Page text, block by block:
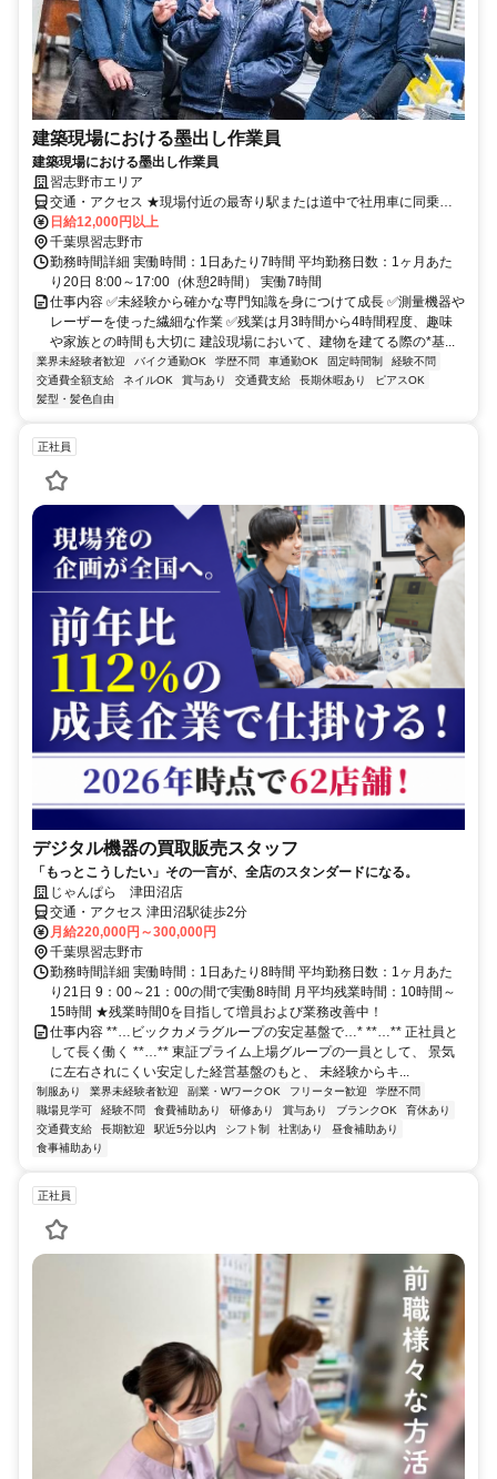
建築現場における墨出し作業員
建築現場における墨出し作業員
習志野市エリア
交通・アクセス ★現場付近の最寄り駅または道中で社用車に同乗す
る形となります。
日給12,000円以上
千葉県習志野市
勤務時間詳細 実働時間：1日あたり7時間 平均勤務日数：1ヶ月あた
り20日 8:00～17:00（休憩2時間） 実働7時間
仕事内容 ✅️未経験から確かな専門知識を身につけて成長 ✅️測量機器や
レーザーを使った繊細な作業 ✅️残業は月3時間から4時間程度、趣味
や家族との時間も大切に 建設現場において、建物を建てる際の*基...
業界未経験者歓迎 バイク通勤OK 学歴不問 車通勤OK 固定時間制
経験不問
交通費全額支給
ネイルOK 賞与あり 交通費支給 長期休暇あり
ピアスOK
髪型・髪色自由
正社員
デジタル機器の買取販売スタッフ
「もっとこうしたい」その一言が、全店のスタンダードになる。
じゃんぱら 津田沼店
交通・アクセス 津田沼駅徒歩2分
月給220,000円～300,000円
千葉県習志野市
勤務時間詳細 実働時間：1日あたり8時間 平均勤務日数：1ヶ月あた
り21日 9：00～21：00の間で実働8時間 月平均残業時間：10時間～
15時間 ★残業時間0を目指して増員および業務改善中！
仕事内容 **…ビックカメラグループの安定基盤で…* **…** 正社員と
して長く働く **…** 東証プライム上場グループの一員として、 景気
に左右されにくい安定した経営基盤のもと、 未経験からキ...
制服あり 業界未経験者歓迎 副業・WワークOK フリーター歓迎
学歴不問
職場見学可
経験不問 食費補助あり 研修あり 賞与あり ブランクOK
育休あり
交通費支給
長期歓迎 駅近5分以内 シフト制 社割あり
昼食補助あり
食事補助あり
正社員